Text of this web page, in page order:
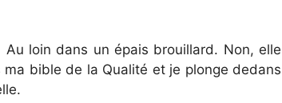
loin dans un épais brouillard. Non, elle
ma bible de la Qualité et je plonge dedans